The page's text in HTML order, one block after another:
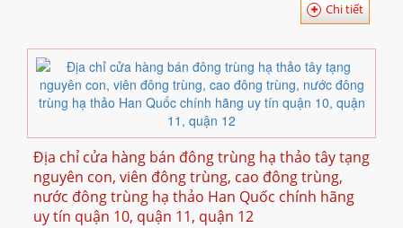
Chi tiết
Địa chỉ cửa hàng bán đông trùng hạ thảo tây tạng
nguyên con, viên đông trùng, cao đông trùng,
nước đông trùng hạ thảo Han Quốc chính hãng
uy tín quận 10, quận 11, quận 12